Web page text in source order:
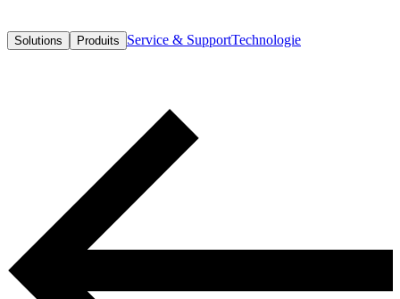
Solutions Produits Service & SupportTechnologie